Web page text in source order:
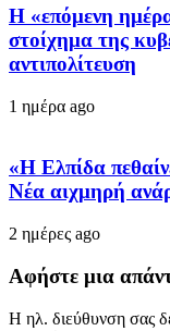
Η «επόμενη
στοίχημα της
αντιπολίτευση
1 ημέρα ago
«Η Ελπίδα
Νέα αιχμηρή
2 ημέρες ago
Αφήστε μια
Η ηλ. διεύθυνση σας